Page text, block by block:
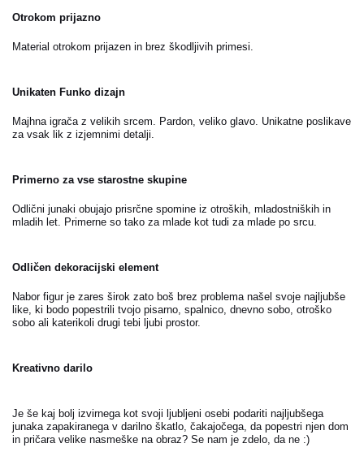
Otrokom prijazno
Material otrokom prijazen in brez škodljivih primesi.
Unikaten Funko dizajn
Majhna igrača z velikih srcem. Pardon, veliko glavo. Unikatne poslikave
za vsak lik z izjemnimi detalji.
Primerno za vse starostne skupine
Odlični junaki obujajo prisrčne spomine iz otroških, mladostniških in
mladih let. Primerne so tako za mlade kot tudi za mlade po srcu.
Odličen dekoracijski element
Nabor figur je zares širok zato boš brez problema našel svoje najljubše
like, ki bodo popestrili tvojo pisarno, spalnico, dnevno sobo, otroško
sobo ali katerikoli drugi tebi ljubi prostor.
Kreativno darilo
Je še kaj bolj izvirnega kot svoji ljubljeni osebi podariti najljubšega
junaka zapakiranega v darilno škatlo, čakajočega, da popestri njen dom
in pričara velike nasmeške na obraz? Se nam je zdelo, da ne :)